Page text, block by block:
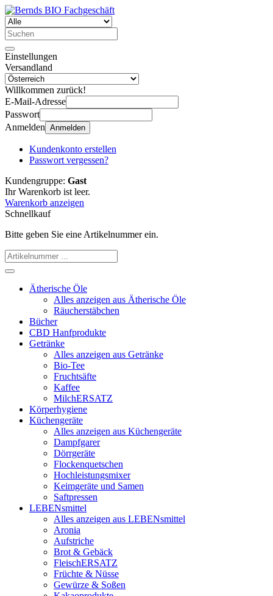
Einstellungen
Versandland
Willkommen zurück!
E-Mail-Adresse
Passwort
Anmelden Anmelden
Kundenkonto erstellen
Passwort vergessen?
Kundengruppe: Gast
Ihr Warenkorb ist leer.
Warenkorb anzeigen
Schnellkauf
Bitte geben Sie eine Artikelnummer ein.
Ätherische Öle
Alles anzeigen aus Ätherische Öle
Räucherstäbchen
Bücher
CBD Hanfprodukte
Getränke
Alles anzeigen aus Getränke
Bio-Tee
Fruchtsäfte
Kaffee
MilchERSATZ
Körperhygiene
Küchengeräte
Alles anzeigen aus Küchengeräte
Dampfgarer
Dörrgeräte
Flockenquetschen
Hochleistungsmixer
Keimgeräte und Samen
Saftpressen
LEBENsmittel
Alles anzeigen aus LEBENsmittel
Aronia
Aufstriche
Brot & Gebäck
FleischERSATZ
Früchte & Nüsse
Gewürze & Soßen